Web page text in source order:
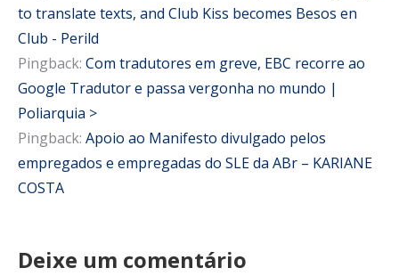
to translate texts, and Club Kiss becomes Besos en
Club - Perild
Pingback: Com tradutores em greve, EBC recorre ao
Google Tradutor e passa vergonha no mundo |
Poliarquia >
Pingback: Apoio ao Manifesto divulgado pelos
empregados e empregadas do SLE da ABr – KARIANE
COSTA
Deixe um comentário